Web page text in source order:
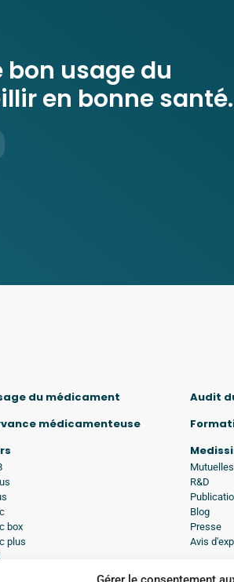
usage du
en bonne santé.
du médicament
médicamenteuse
box
plus
Audit
Mutuelles
R&D
Blog
Presse
Avis